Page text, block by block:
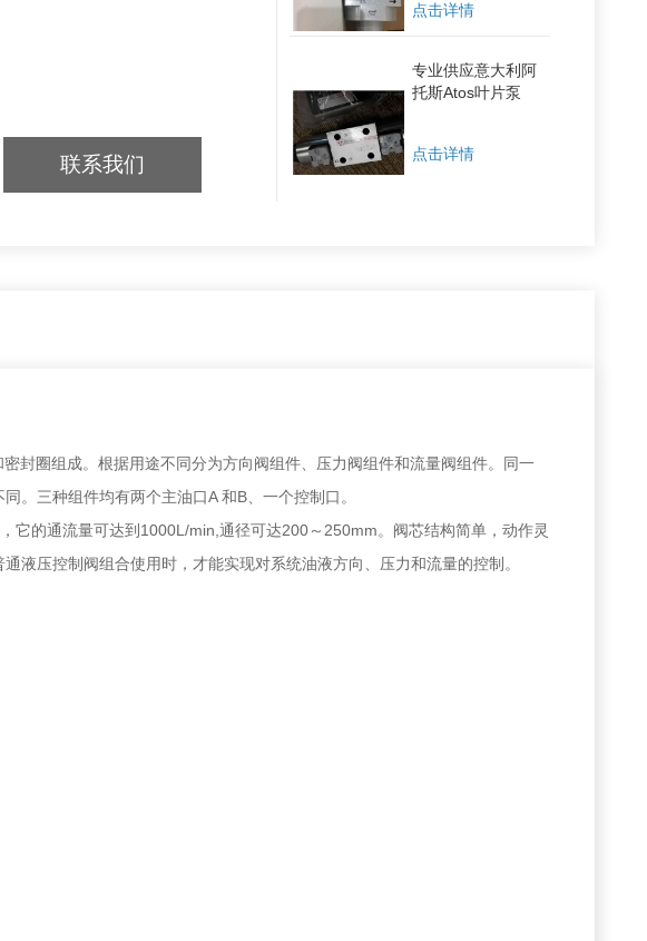
联系我们
点击详情
专业供应意大利阿
托斯Atos叶片泵
点击详情
封圈组成。根据用途不同分为方向阀组件、压力阀组件和流量阀组件。同一
。三种组件均有两个主油口A 和B、一个控制口。
它的通流量可达到1000L/min,通径可达200～250mm。阀芯结构简单，动作灵
液压控制阀组合使用时，才能实现对系统油液方向、压力和流量的控制。